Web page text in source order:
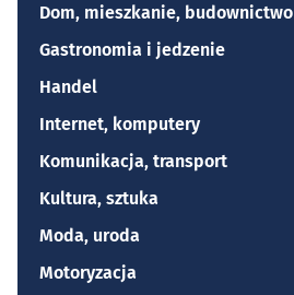
Dom, mieszkanie, budownictwo
Gastronomia i jedzenie
Handel
Internet, komputery
Komunikacja, transport
Kultura, sztuka
Moda, uroda
Motoryzacja